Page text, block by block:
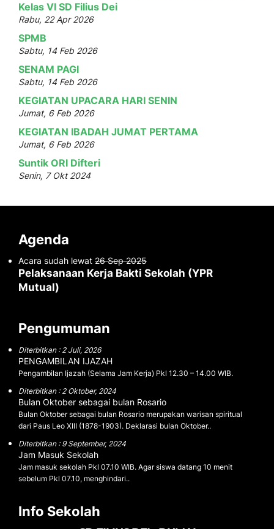
Kelas VI SD Filius Dei
Rabu, 22 Apr 2026
SPMB
Sabtu, 14 Feb 2026
SENAM PAGI
Sabtu, 14 Feb 2026
KEGIATAN UPACARA HARI SENIN
Jumat, 6 Feb 2026
KEGIATAN IBADAH JUMAT PERTAMA
Jumat, 6 Feb 2026
Suntik ORI Difteri
Senin, 7 Okt 2024
Agenda
Acara sudah lewat 26 Sep 2025
Pelaksanaan Kerja Bakti Sekolah (YPR
Mutual)
Pengumuman
Diterbitkan : 2 Juli, 2026
PENGAMBILAN IJAZAH
Pengambilan Ijazah (Selama Jam Kerja) Pkl 12.30 – 14.00 WIB.
Diterbitkan : 2 Oktober, 2024
Bulan Oktober sebagai bulan Rosario
Bulan Oktober sebagai bulan Rosario merupakan warisan spiritual
dari Paus Leo XIII (1878-1903). Deklarasi bulan Oktober..
Diterbitkan : 9 September, 2024
Jam Masuk Sekolah
Jam masuk sekolah Pkl 07.10 WIB. Agar siswa datang 10 menit
sebelum Pkl 07.10, menghindari..
Info Sekolah